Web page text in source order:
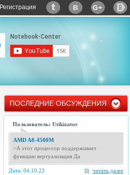
Регистрация
ПОСЛЕДНИЕ ОБСУЖДЕНИЯ
Пользователь: Utikizator
AMD A8-4500M
>А этот процессор поддерживает
функцию вертуализация Да
читать далее
Дата: 04.10.23